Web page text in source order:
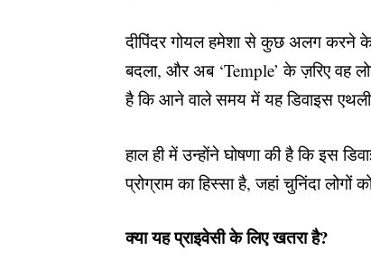
दीपिंदर गोयल हमेशा से कुछ अलग करने
बदला, और अब ‘Temple’ के ज़रिए वह
है कि आने वाले समय में यह डिवाइस
हाल ही में उन्होंने घोषणा की है कि इस
प्रोग्राम का हिस्सा है, जहां चुनिंदा
क्या यह प्राइवेसी के लिए खतरा है?